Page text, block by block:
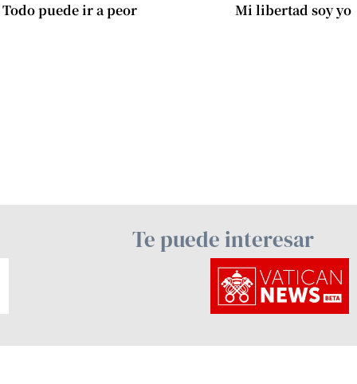
Todo puede ir a peor Mi libertad soy yo
Te puede interesar